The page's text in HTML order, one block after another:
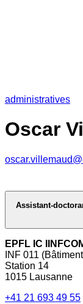
administratives
Oscar
Assistant-
EPFL IC
INF 011
Station 14
1015 Lausanne
+41 21 693 49 55